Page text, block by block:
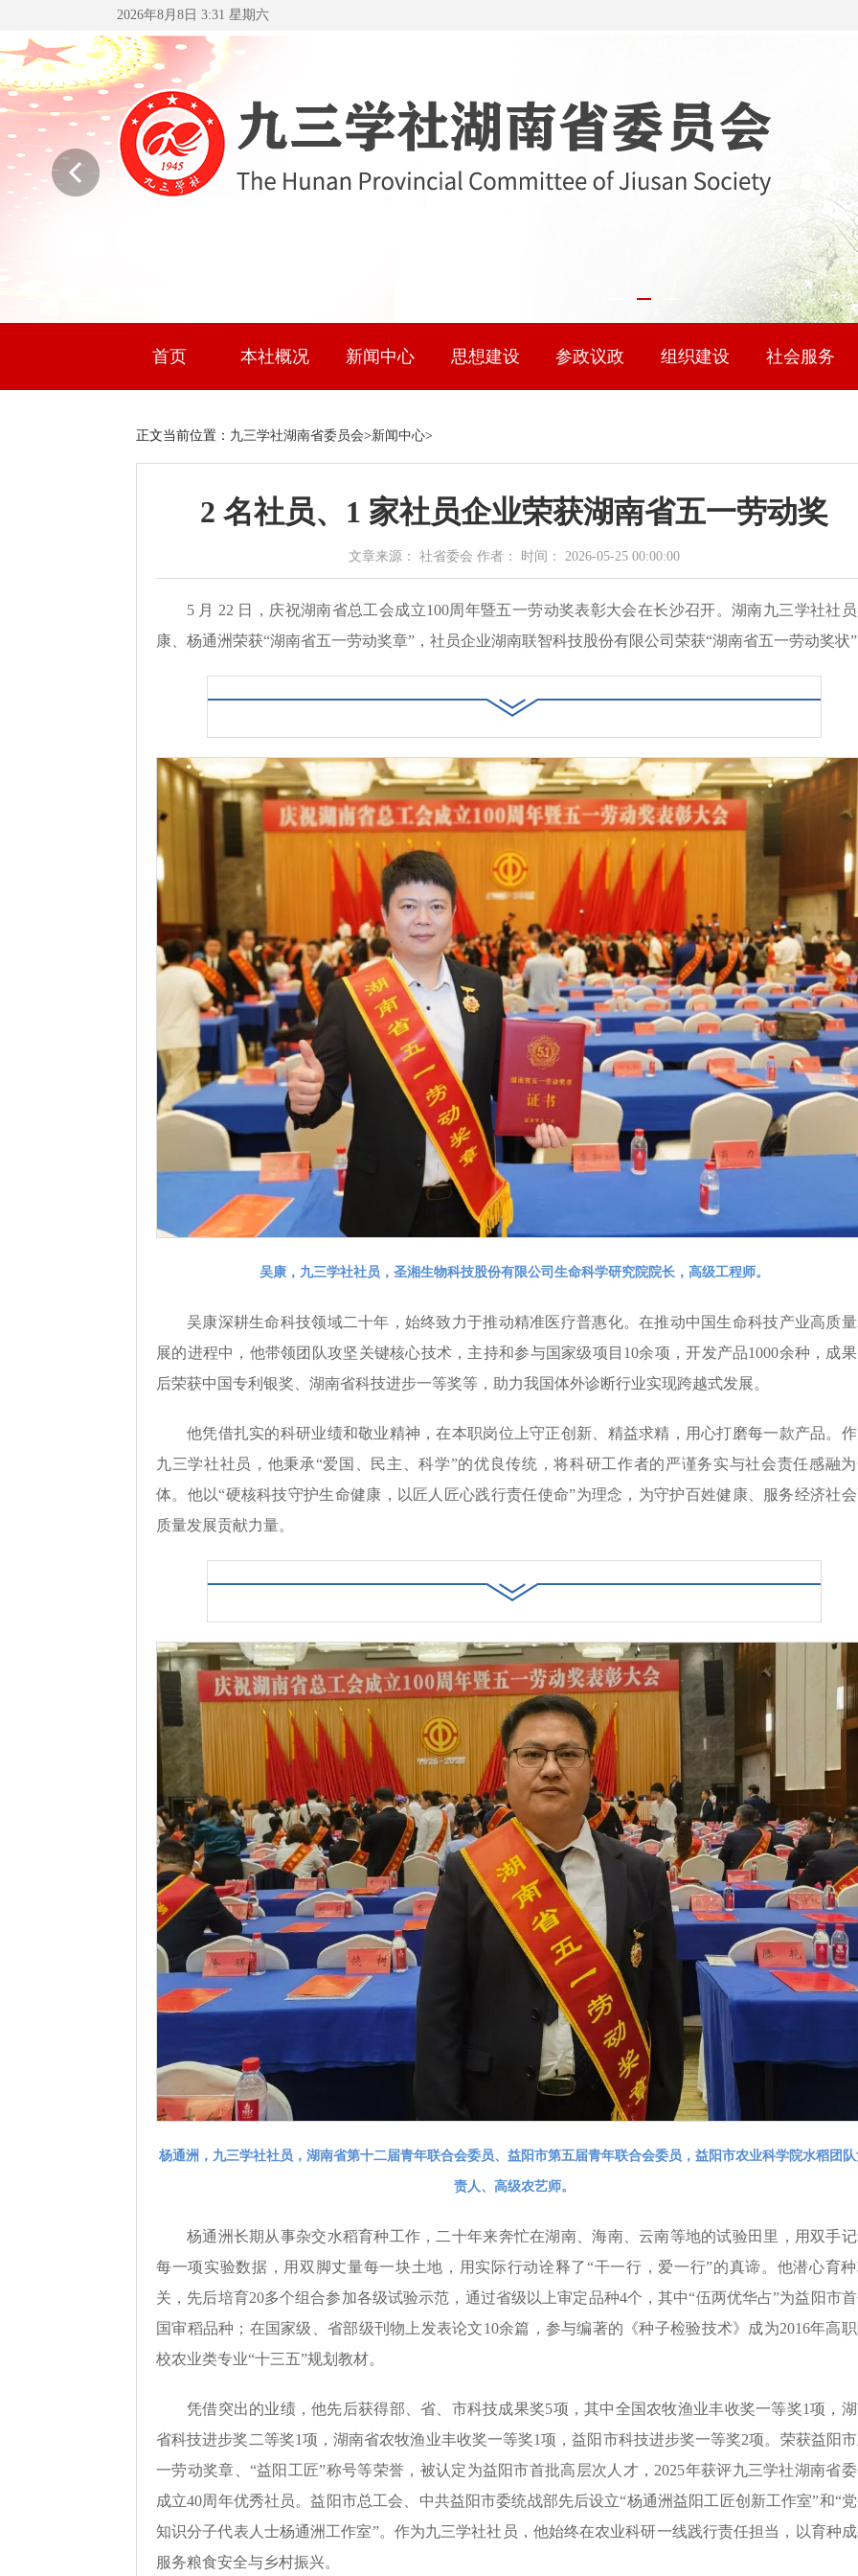
2026年8月8日 3:31 星期六
首页 本社概况 新闻中心 思想建设 参政议政 组织建设 社会服务
当前位置： 九三学社湖南省委员会>新闻中心>
正文
2 名社员、1 家社员企业荣获湖南省五一劳动奖
文章来源： 社省委会 作者： 时间： 2026-05-25 00:00:00
5 月 22 日，庆祝湖南省总工会成立100周年暨五一劳动奖表彰大会在长沙召开。湖南九三学社社
康、杨通洲荣获“湖南省五一劳动奖章”，社员企业湖南联智科技股份有限公司荣获“湖南省五一劳动奖状”
吴康，九三学社社员，圣湘生物科技股份有限公司生命科学研究院院长，高级工程师。
吴康深耕生命科技领域二十年，始终致力于推动精准医疗普惠化。在推动中国生命科技产业高质
展的进程中，他带领团队攻坚关键核心技术，主持和参与国家级项目10余项，开发产品1000余种，成
后荣获中国专利银奖、湖南省科技进步一等奖等，助力我国体外诊断行业实现跨越式发展。
他凭借扎实的科研业绩和敬业精神，在本职岗位上守正创新、精益求精，用心打磨每一款产品。
九三学社社员，他秉承“爱国、民主、科学”的优良传统，将科研工作者的严谨务实与社会责任感融
体。他以“硬核科技守护生命健康，以匠人匠心践行责任使命”为理念，为守护百姓健康、服务经济社
质量发展贡献力量。
杨通洲，九三学社社员，湖南省第十二届青年联合会委员、益阳市第五届青年联合会委员，益阳市农业科学院水稻团队
责人、高级农艺师。
杨通洲长期从事杂交水稻育种工作，二十年来奔忙在湖南、海南、云南等地的试验田里，用双手
每一项实验数据，用双脚丈量每一块土地，用实际行动诠释了“干一行，爱一行”的真谛。他潜心育
关，先后培育20多个组合参加各级试验示范，通过省级以上审定品种4个，其中“伍两优华占”为益阳市
国审稻品种；在国家级、省部级刊物上发表论文10余篇，参与编著的《种子检验技术》成为2016年高
校农业类专业“十三五”规划教材。
凭借突出的业绩，他先后获得部、省、市科技成果奖5项，其中全国农牧渔业丰收奖一等奖1项，
省科技进步奖二等奖1项，湖南省农牧渔业丰收奖一等奖1项，益阳市科技进步奖一等奖2项。荣获益阳
一劳动奖章、“益阳工匠”称号等荣誉，被认定为益阳市首批高层次人才，2025年获评九三学社湖南省
成立40周年优秀社员。益阳市总工会、中共益阳市委统战部先后设立“杨通洲益阳工匠创新工作室”和“
知识分子代表人士杨通洲工作室”。作为九三学社社员，他始终在农业科研一线践行责任担当，以育种
服务粮食安全与乡村振兴。